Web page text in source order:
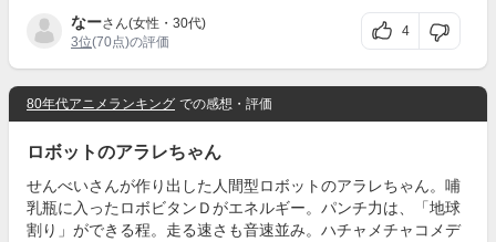
なーさん(女性・30代)
3位(70点)の評価
4
80年代アニメランキング での感想・評価
ロボットのアラレちゃん
せんべいさんが作り出した人間型ロボットのアラレちゃん。哺
乳瓶に入ったロボビタンＤがエネルギー。パンチ力は、「地球
割り」ができる程。走る速さも音速並み。ハチャメチャコメデ